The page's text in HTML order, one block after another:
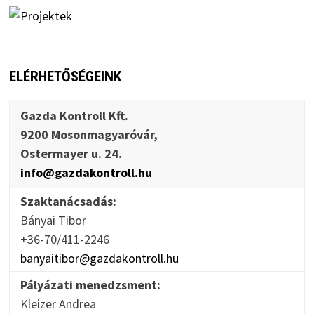
ELÉRHETŐSÉGEINK
Gazda Kontroll Kft.
9200 Mosonmagyaróvár,
Ostermayer u. 24.
info@gazdakontroll.hu
Szaktanácsadás:
Bányai Tibor
+36-70/411-2246
banyaitibor@gazdakontroll.hu
Pályázati menedzsment:
Kleizer Andrea